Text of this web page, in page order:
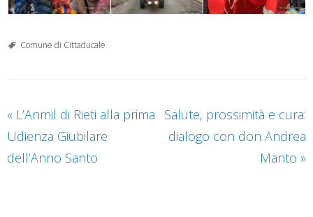
Comune di Cittaducale
« L’Anmil di Rieti alla prima
Udienza Giubilare
dell’Anno Santo
Salute, prossimità e cura:
dialogo con don Andrea
Manto »